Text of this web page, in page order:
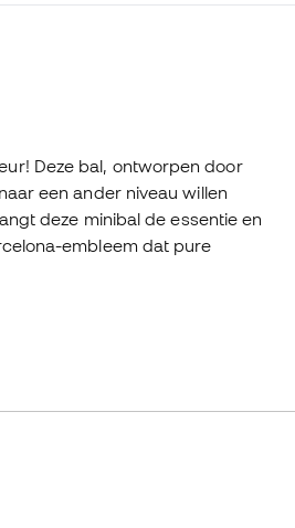
Deze bal, ontworpen door
een ander niveau willen
deze minibal de essentie en
embleem dat pure